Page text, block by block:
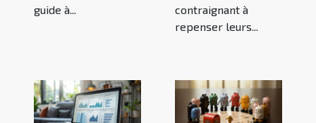
guide à...
contraignant à
repenser leurs...